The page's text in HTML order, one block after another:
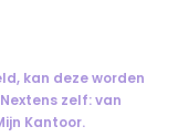
kan deze worden
zelf: van
Kantoor.